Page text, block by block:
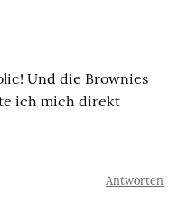
Und die Brownies
ich mich direkt
Antworten